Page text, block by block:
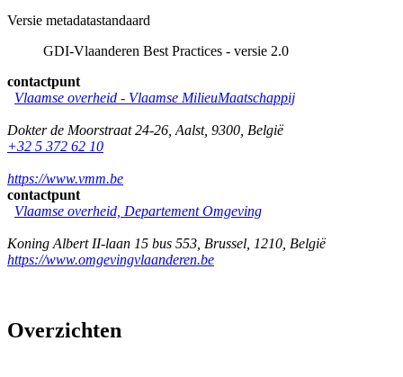
Versie metadatastandaard
GDI-Vlaanderen Best Practices - versie 2.0
contactpunt
Vlaamse overheid - Vlaamse MilieuMaatschappij
Dokter de Moorstraat 24-26 Aalst, 9300 België
+32 5 372 62 10
https://www.vmm.be
contactpunt
Vlaamse overheid, Departement Omgeving
Koning Albert II-laan 15 bus 553 Brussel 1210 België
https://www.omgevingvlaanderen.be
Overzichten